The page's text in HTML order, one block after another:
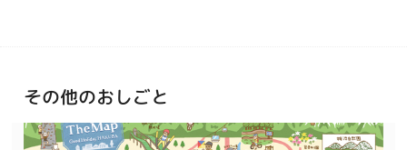
その他のおしごと